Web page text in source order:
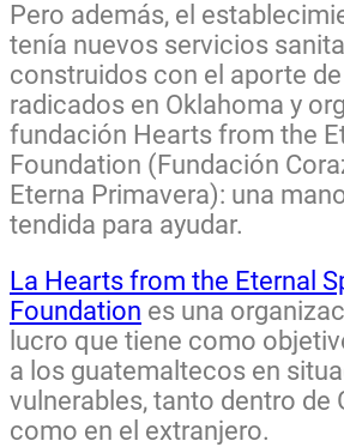
Pero además, el
tenía nuevos servicios
construidos con el aporte
radicados en Oklahoma y
fundación Hearts from the
Foundation (Fundación
Eterna Primavera): una
tendida para ayudar.
La Hearts from the Eternal
Foundation es una
lucro que tiene como
a los guatemaltecos en
vulnerables, tanto dentro de
como en el extranjero.